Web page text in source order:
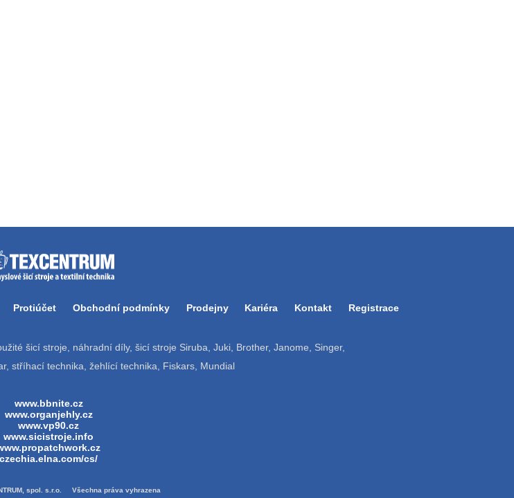
Protiúčet Obchodní podmínky Prodejny Kariéra Kontakt Registrace
šicí stroje, náhradní díly, šicí stroje Siruba, Juki, Brother, Janome, Singer,
stříhací technika, žehlící technika, Fiskars, Mundial
www.bbnite.cz
www.organjehly.cz
www.vp90.cz
www.sicistroje.info
czechia.elna.com/cs/
spol. s.r.o. Všechna práva vyhrazena